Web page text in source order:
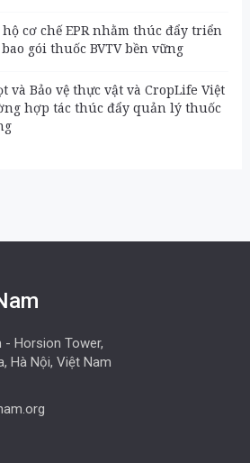
cơ chế EPR nhằm thúc đẩy triển
gói thuốc BVTV bền vững
và Bảo vệ thực vật và CropLife Việt
hợp tác thúc đẩy quản lý thuốc
- Horsion Tower,
Hà Nội, Việt Nam